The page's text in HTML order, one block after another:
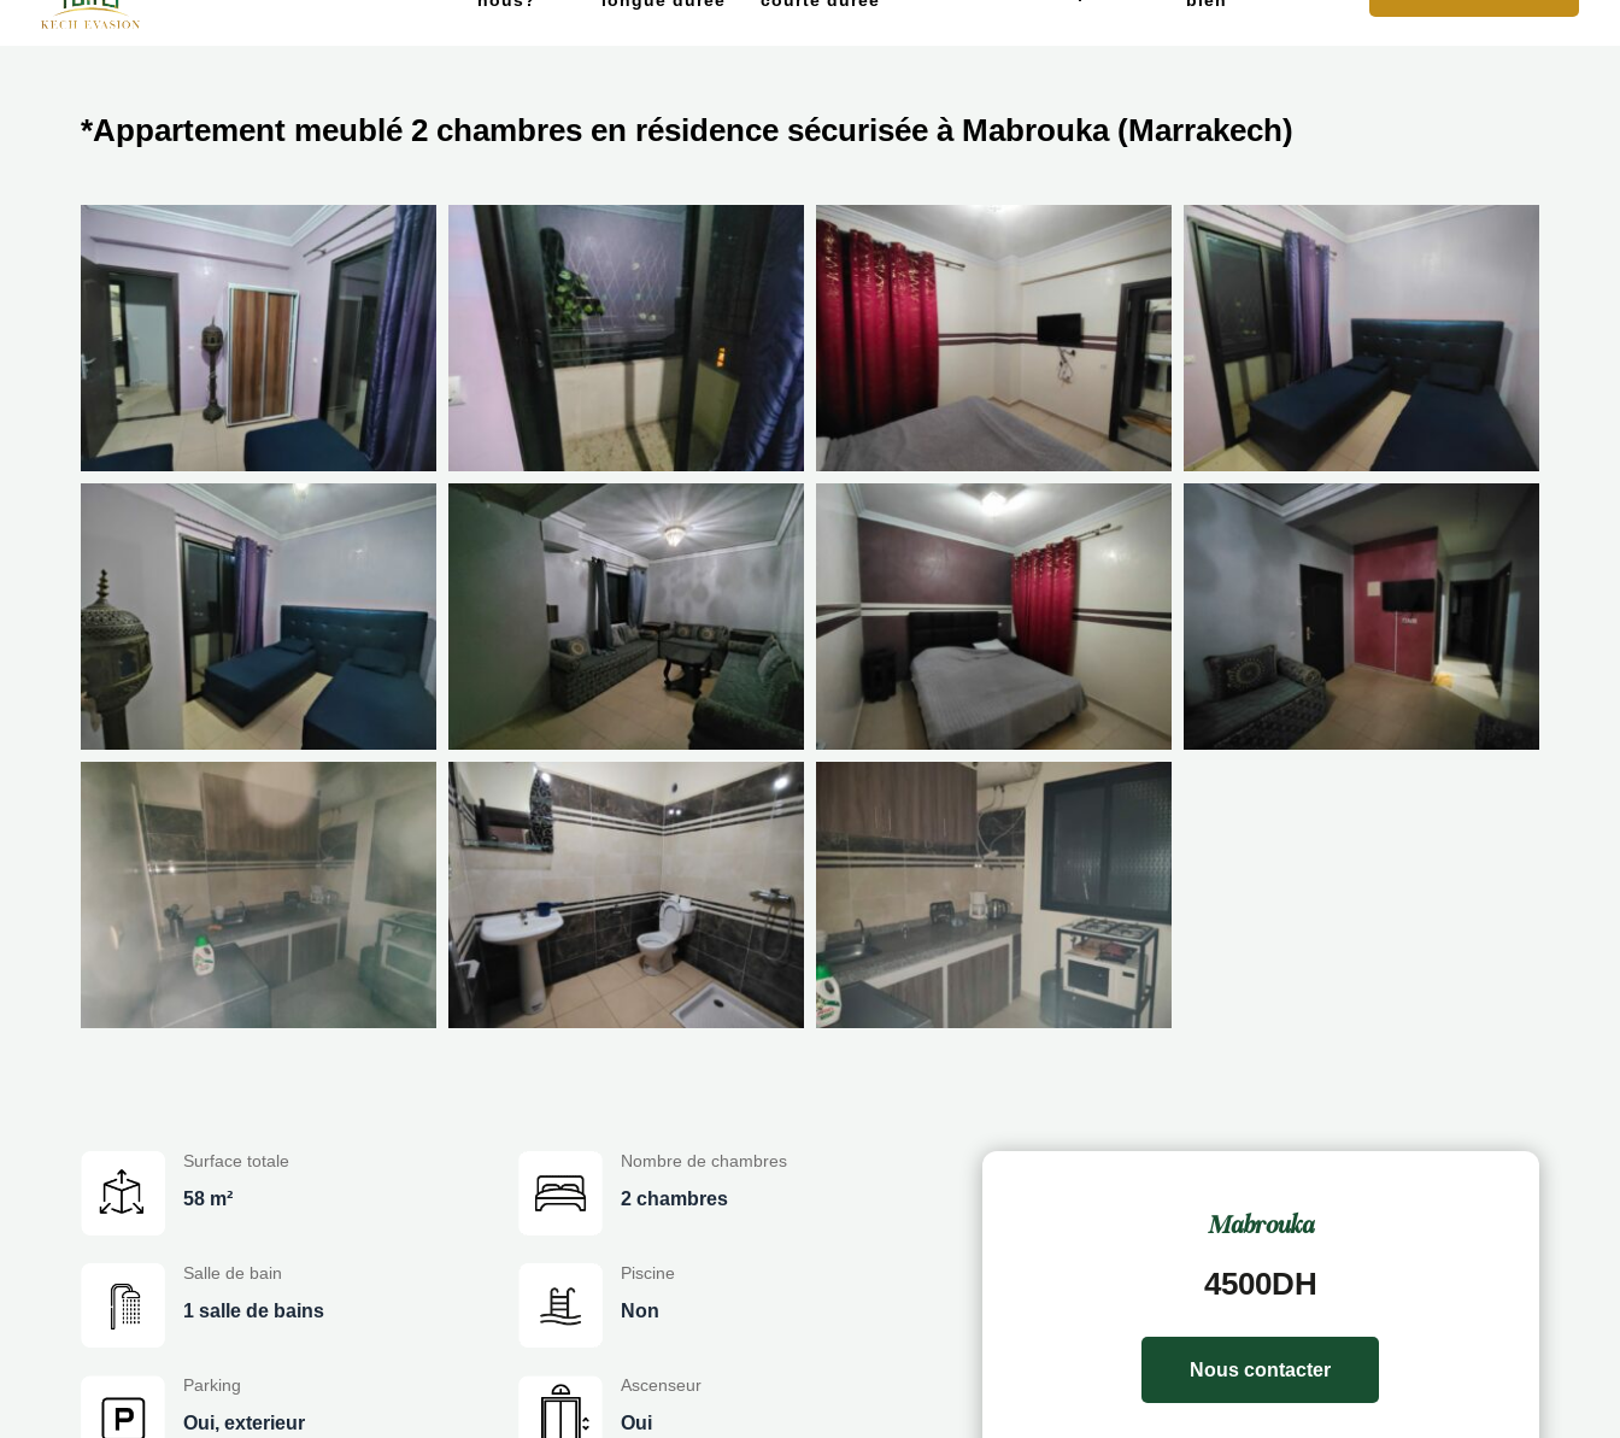
*Appartement meublé 2 chambres en résidence sécurisée à Mabrouka (Marrakech)
Surface totale
58 m²
Nombre de chambres
2 chambres
Salle de bain
1 salle de bains
Piscine
Non
Parking
Oui, exterieur
Ascenseur
Oui
Mabrouka
4500DH
Nous contacter